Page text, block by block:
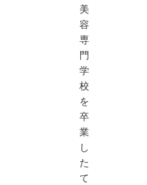
美
容
専
門
学
校
を
卒
業
し
た
て